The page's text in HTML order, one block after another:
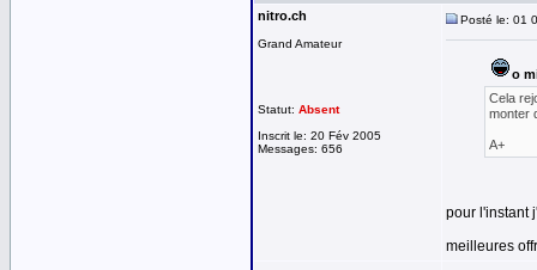
nitro.ch
Grand Amateur
Statut: Absent
Inscrit le: 20 Fév 2005
Messages: 656
Posté le: 01
o
Cela
monter
A+
pour l'instant
meilleures